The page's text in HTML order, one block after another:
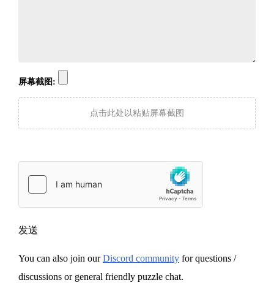
屏幕截图:
点击此处以粘贴屏幕截图
发送
You can also join ourDiscord community for questions /
discussions or general friendly puzzle chat.